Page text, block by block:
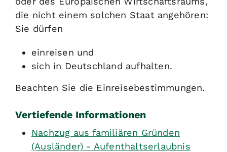
die nicht einem solchen Staat angehören:
Sie dürfen
einreisen und
sich in Deutschland aufhalten.
Beachten Sie die Einreisebestimmungen.
Vertiefende Informationen
Nachzug aus familiären Gründen
(Ausländer) - Aufenthaltserlaubnis